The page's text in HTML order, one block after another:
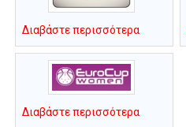
Διαβάστε περισσότερα
Διαβάστε περισσότερα